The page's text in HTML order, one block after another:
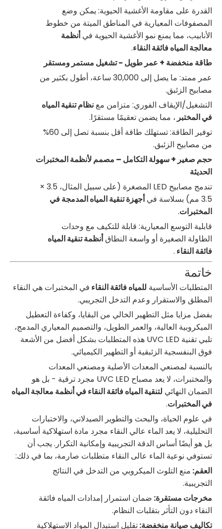
القدرة على مقاومة الأغشية الحيوية: يمكن وضع
المصفوفات المعيارية في المناطق الميتة من خطوط
الأنابيب، مما يمنع نمو الأغشية الحيوية فيأنظمة
معالجة المياه فائقة النقاء.
طاقة منخفضة + عمر طويل - تشغيل مستمر ومستقر
عمر ممتد: ما يصل إلى 30,000 ساعة، أطول بكثير من
مصابيح الزئبق.
التشغيل/الإيقاف الفوري: متزامن مع نظام تنقية المياه
في المختبر ، مما يضمن تعقيمًا مستقرًا.
توفير الطاقة: تستهلك طاقة أقل بنسبة تصل إلى 60%
من مصابيح الزئبق.
حجم صغير + سهولة التكامل – مصمم لأنظمة المختبرات
الحديثة
تندمج مصابيح LED المصغرة (على سبيل المثال، 3.5 ×
3.5 مم) بسلاسة في
أجهزة تنقية المياه المدمجة في
المختبرات.
قابلية التوسع المعيارية: قابلة للتكيف مع وحدات
الطاولة الصغيرة أو واسعة النطاقأنظمة تنقية المياه
فائقة النقاء .
خاتمة
المتطلبات الأساسية للمياه فائقة النقاء في المختبرات هي النقاء
المطلق والاستقرار وعدم التدخل التجريبي.
بفضل مزايا مثل التطهير الخالي من البقايا، وكفاءة التعطيل
الميكروبية العالية، والعمر الطويل، والتصميم المعياري المدمج،
تلبي تقنية UVC LED هذه المتطلبات بشكل أفضل من الأشعة
فوق البنفسجية الزئبقية أو التطهير الكيميائي.
بالنسبة لمصنعي المعدات الأصلية ومصنعي المعدات
والمختبرات، لا يعد مصباح UVC LED مجرد ترقية - بل هو
الضمان النهائي لتنقية المياه فائقة النقاء في أنظمة معالجة المياه
في المختبرات.
في علوم الحياة، والبحث والتطوير الصيدلاني، والاختبارات
التحليلية، لا يعد الماء عالي النقاء مجرد مادة استهلاكية أساسية،
بل هو أيضًا أساس الدقة التجريبية وإمكانية التكرار. يجب أن
تستوفي نوعية الماء عالى النقاء متطلبات صارمة، بما في ذلك:
العقم: منع التلوث الميكروبي من التدخل في النتائج
التجريبية.
مخرجات مستقرة: ضمان استمرار إمدادات المياه فائقة
النقاء دون التأثر بتقلبات النظام.
تكاليف صيانة منخفضة:تقليل استبدال المواد الاستهلاكية